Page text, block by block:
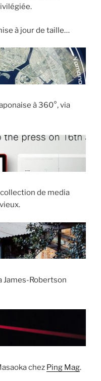
à jour de taille…
à 360°, via
de media
James-Robertson
chez Ping Mag.